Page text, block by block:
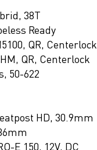
38T
Ready
QR, Centerlock
QR, Centerlock
50-622
HD, 30.9mm
E 150, 12V, DC